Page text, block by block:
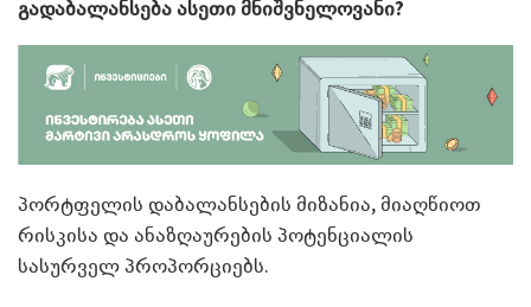
გადაბალანსება ასეთი მნიშვნელოვანი?
პორტფელის დაბალანსების მიზანია, მიაღწიოთ
რისკისა და ანაზღაურების პოტენციალის
სასურველ პროპორციებს.